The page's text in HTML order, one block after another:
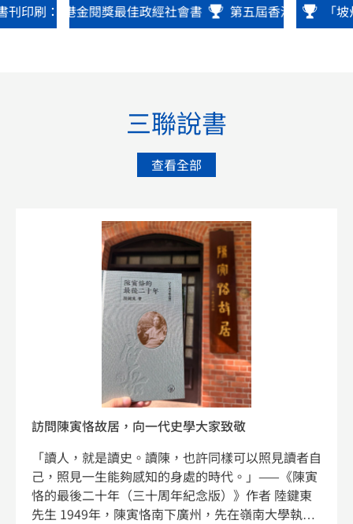
刊印刷：單色及雙色調書刊優異獎 第三十屆香港印製大
第五屆香港金閱獎最佳政經社會書 第五屆香港金閱獎最佳
「
三聯說書
查看全部
訪問陳寅恪故居，向一代史學大家致敬
「讀人，就是讀史。讀陳，也許同樣可以照見讀者自
己，照見一生能夠感知的身處的時代。」——《陳寅
恪的最後二十年（三十周年紀念版）》作者 陸鍵東
先生 1949年，陳寅恪南下廣州，先在嶺南大學執